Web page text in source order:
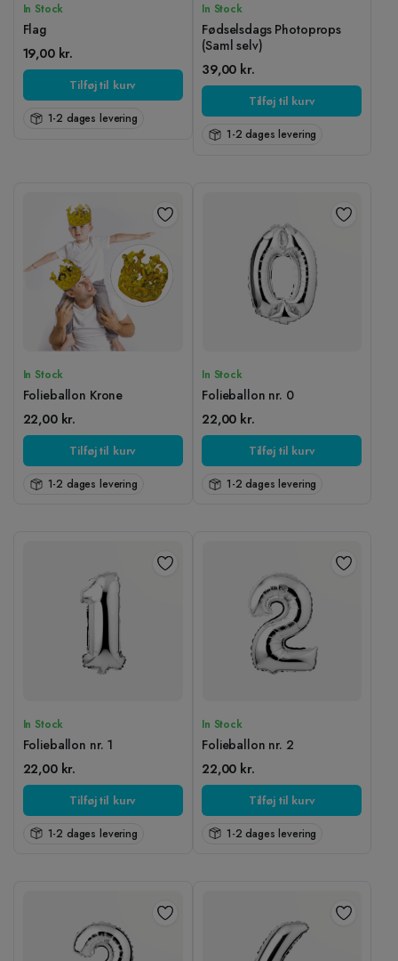
In Stock
Flag
19,00 kr.
Tilføj til kurv
1-2 dages levering
In Stock
Fødselsdags Photoprops
(Saml selv)
39,00 kr.
Tilføj til kurv
1-2 dages levering
In Stock
Folieballon Krone
22,00 kr.
Tilføj til kurv
1-2 dages levering
In Stock
Folieballon nr. 0
22,00 kr.
Tilføj til kurv
1-2 dages levering
In Stock
Folieballon nr. 1
22,00 kr.
Tilføj til kurv
1-2 dages levering
In Stock
Folieballon nr. 2
22,00 kr.
Tilføj til kurv
1-2 dages levering